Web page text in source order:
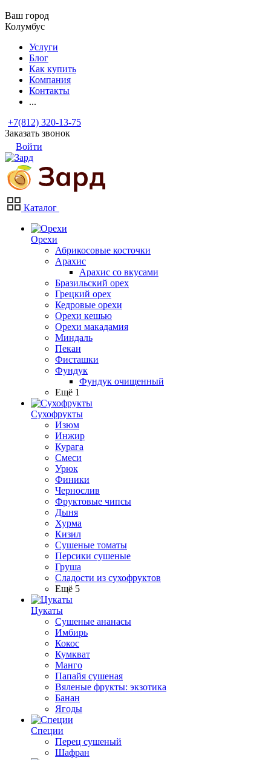
Ваш город
Колумбус
Услуги
Блог
Как купить
Компания
Контакты
...
+7(812) 320-13-75
Заказать звонок
Войти
Каталог
Орехи
Абрикосовые косточки
Арахис
Арахис со вкусами
Бразильский орех
Грецкий орех
Кедровые орехи
Орехи кешью
Орехи макадамия
Миндаль
Пекан
Фисташки
Фундук
Фундук очищенный
Ещё 1
Сухофрукты
Изюм
Инжир
Курага
Смеси
Урюк
Финики
Чернослив
Фруктовые чипсы
Дыня
Хурма
Кизил
Сушеные томаты
Персики сушеные
Груша
Сладости из сухофруктов
Ещё 5
Цукаты
Cушеные ананасы
Имбирь
Кокос
Кумкват
Манго
Папайя сушеная
Вяленые фрукты: экзотика
Банан
Ягоды
Специи
Перец сушеный
Шафран